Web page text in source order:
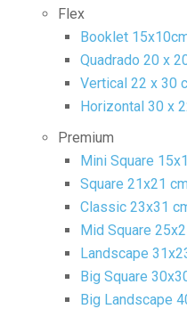
Flex
Booklet
Quadrado 20 x
Vertical 22 x 30
Horizontal 30 x
Premium
Mini Square
Square 21x21 cm
Classic 23x31
Mid Square
Landscape
Big Square
Big Landscape